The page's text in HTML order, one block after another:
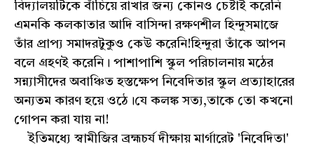
বিদ্যালয়টিকে বাঁচিয়ে রাখার জন্য কোনও চেষ্টাই করেনি
এমনকি কলকাতার আদি বাসিন্দা রক্ষণশীল হিন্দুসমাজে
তাঁর প্রাপ্য সমাদরটুকুও কেউ করেনি!হিন্দুরা তাঁকে আপন
বলে গ্রহণই করেনি। পাশাপাশি স্কুল পরিচালনায় মঠের
সন্ন্যাসীদের অবাঞ্চিত হস্তক্ষেপ নিবেদিতার স্কুল প্রত্যাহারের
অন্যতম কারণ হয়ে ওঠে।যে কলঙ্ক সত্য,তাকে তো কখনো
গোপন করা যায় না!
ইতিমধ্যে স্বামীজির ব্রহ্মচর্য দীক্ষায় মার্গারেট 'নিবেদিতা'